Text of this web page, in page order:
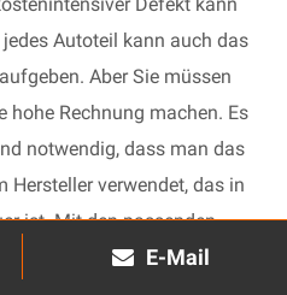
E-Mail
Autoteil kann auch das
Aber Sie müssen
hohe Rechnung machen. Es
notwendig, dass man das
Hersteller verwendet, das in
ist. Mit den passenden
Getriebe schnell